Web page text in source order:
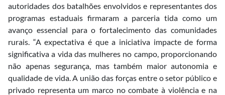
autoridades dos batalhões envolvidos e representantes dos
programas estaduais firmaram a parceria tida como um
avanço essencial para o fortalecimento das comunidades
rurais. “A expectativa é que a iniciativa impacte de forma
significativa a vida das mulheres no campo, proporcionando
não apenas segurança, mas também maior autonomia e
qualidade de vida. A união das forças entre o setor público e
privado representa um marco no combate à violência e na